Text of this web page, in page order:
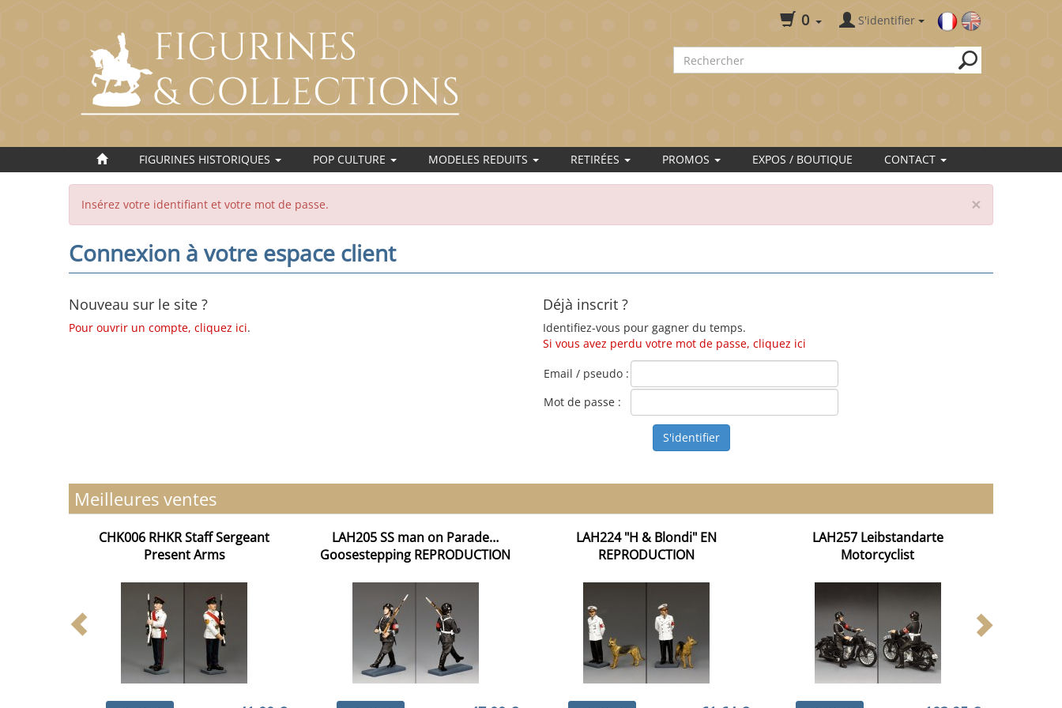
S'identifier
0
FIGURINES HISTORIQUES POP CULTURE MODELES REDUITS RETIRÉES PROMOS EXPOS / BOUTIQUE CONTACT
×
Insérez votre identifiant et votre mot de passe.
Connexion à votre espace client
Nouveau sur le site ?
Pour ouvrir un compte, cliquez ici.
Déjà inscrit ?
Identifiez-vous pour gagner du temps.
Si vous avez perdu votre mot de passe, cliquez ici
Email / pseudo :
Mot de passe :
Meilleures ventes
CHK006 RHKR Staff Sergeant
Present Arms
LAH205 SS man on Parade…
Goosestepping REPRODUCTION
LAH224 "H & Blondi" EN
REPRODUCTION
LAH257 Leibstandarte
Motorcyclist